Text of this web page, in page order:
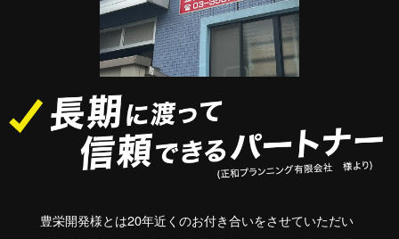
豊栄開発様とは20年近くのお付き合いをさせていただい